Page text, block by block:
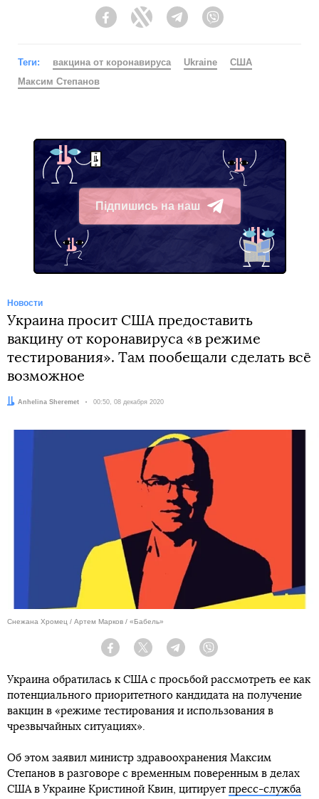
FacebookTwitter Telegram
Теги: вакцина от коронавируса Ukraine
США
Максим Степанов
Підпишись на наш
Telegram
Новости
Украина просит США предоставить
вакцину от коронавируса «в режиме
тестирования». Там пообещали сделать всё
возможное
Автор:
Anhelina Sheremet Дата:
00:50, 08 декабря 2020
Снежана Хромец / Артем Марков / «Бабель»
Facebook Twitter Telegram
Украина обратилась к США с просьбой рассмотреть ее как
потенциального приоритетного кандидата на получение
вакцин в «режиме тестирования и использования в
чрезвычайных ситуациях».
Об этом заявил министр здравоохранения Максим
Степанов в разговоре с временным поверенным в делах
США в Украине Кристиной Квин, цитирует пресс-служба